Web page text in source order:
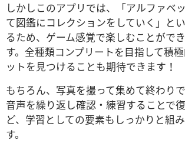
しかしこのアプリでは、「アルファベ
て図鑑にコレクションをしていく」と
るため、ゲーム感覚で楽しむことがで
す。全種類コンプリートを目指して積
ットを見つけることも期待できます！
もちろん、写真を撮って集めて終わり
音声を繰り返し確認・練習することで
ど、学習としての要素もしっかりと組
す。